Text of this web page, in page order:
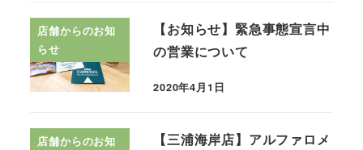
店舗からのお知
らせ
【お知らせ】緊急事態宣言中
の営業について
2020年4月1日
店舗からのお知
【三浦海岸店】アルファロメ